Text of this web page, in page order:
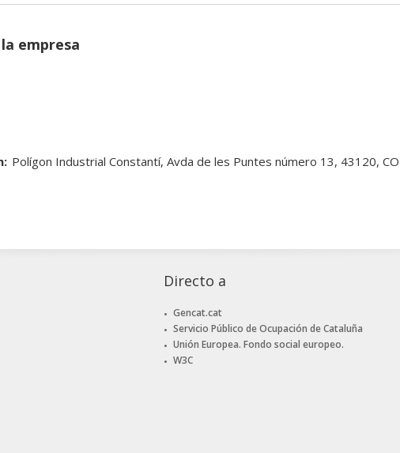
empresa
Polígon Industrial Constantí, Avda de les Puntes número 13, 43120,
Directo a
Gencat.cat
Servicio Público de Ocupación de Cataluña
Unión Europea. Fondo social europeo.
W3C